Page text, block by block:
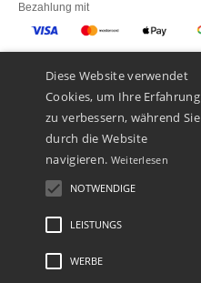
Bezahlung mit
Unsere Paketzusteller
Rechtliche Hinweise
Diese Website verwendet
Cookies, um Ihre Erfahrung
zu verbessern, während Sie
durch die Website
navigieren. Weiterlesen
NOTWENDIGE
LEISTUNGS
WERBE